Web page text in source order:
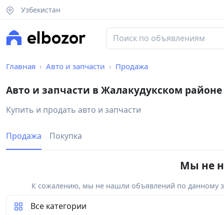
Узбекистан
Главная Авто и запчасти Продажа
Авто и запчасти в Жалакудукском районе
Купить и продать авто и запчасти
Продажа Покупка
Мы не
К сожалению, мы не нашли объявлений по данному
Все категории